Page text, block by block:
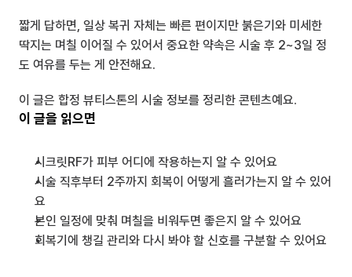
짧게 답하면, 일상 복귀 자체는 빠른 편이지만 붉은기와 미세한
딱지는 며칠 이어질 수 있어서 중요한 약속은 시술 후 2~3일 정
도 여유를 두는 게 안전해요.
이 글은 합정 뷰티스톤의 시술 정보를 정리한 콘텐츠예요.
이 글을 읽으면
시크릿RF가 피부 어디에 작용하는지 알 수 있어요
시술 직후부터 2주까지 회복이 어떻게 흘러가는지 알 수 있어
요
본인 일정에 맞춰 며칠을 비워두면 좋은지 알 수 있어요
회복기에 챙길 관리와 다시 봐야 할 신호를 구분할 수 있어요